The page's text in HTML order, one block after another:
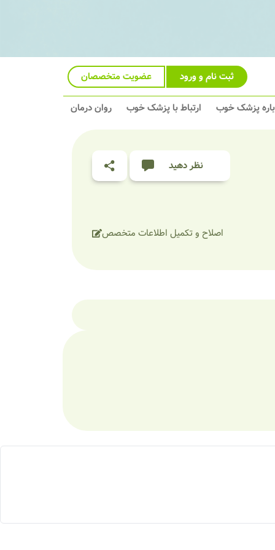
ثبت نام و ورود عضویت متخصصان
پزشک خوب ارتباط با پزشک خوب روان درمان
نظر دهید
اصلاح و تکمیل اطلاعات متخصص